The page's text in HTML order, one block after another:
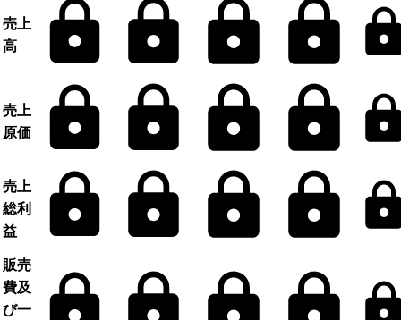
売上
高
売上
原価
売上
総利
益
販売
費及
び一